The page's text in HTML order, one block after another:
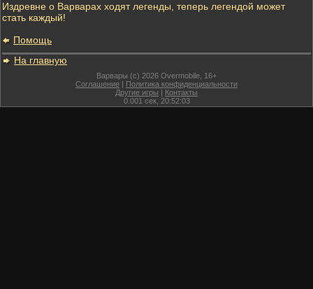
Издревне о Варварах ходят легенды, теперь легендой может
стать каждый!
Помощь
На главную
Варвары (c) 2026 Overmobile, 16+
Соглашение | Политика конфиденциальности
Другие игры | Контакты
0.001 сек, 20:52:03